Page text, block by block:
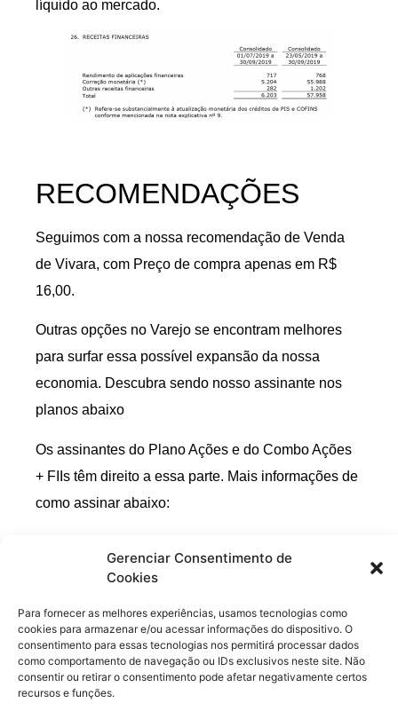
Gerenciar Consentimento de
Cookies
Para fornecer as melhores experiências, usamos tecnologias como
cookies para armazenar e/ou acessar informações do dispositivo. O
consentimento para essas tecnologias nos permitirá processar dados
como comportamento de navegação ou IDs exclusivos neste site. Não
consentir ou retirar o consentimento pode afetar negativamente certos
recursos e funções.
líquido ao mercado.
RECOMENDAÇÕES
Seguimos com a nossa recomendação de Venda
de Vivara, com Preço de compra apenas em R$
16,00.
Outras opções no Varejo se encontram melhores
para surfar essa possível expansão da nossa
economia. Descubra sendo nosso assinante nos
planos abaixo
Os assinantes do Plano Ações e do Combo Ações
+ FIIs têm direito a essa parte. Mais informações de
como assinar abaixo:
Plano mensal
Plano “Combo Ações + FIIS – Dica de Hoje”:
–Plano mensal
–Plano anual